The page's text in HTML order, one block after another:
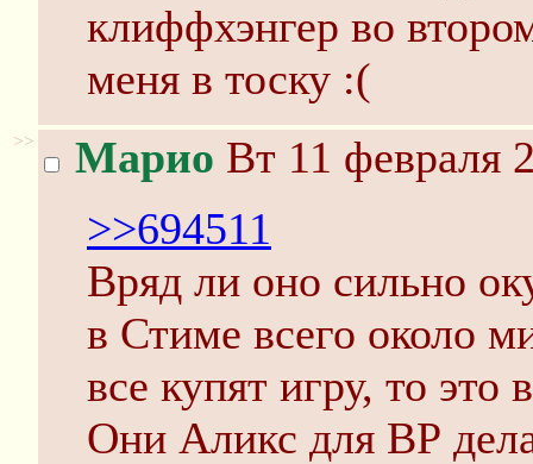
клиффхэнгер во
меня в тоску :(
>> Марио Вт 11 февраля
>>694511
Вряд ли оно сильно
в Стиме всего около
все купят игру, то
Они Аликс для ВР